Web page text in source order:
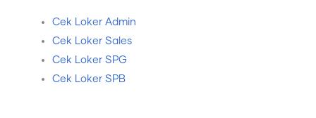
Cek Loker Admin
Cek Loker Sales
Cek Loker SPG
Cek Loker SPB